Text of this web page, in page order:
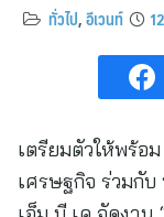
ทั่วไป,อีเวนท์
เตรียมตัวให้พร้อ
เศรษฐกิจ ร่วมกั